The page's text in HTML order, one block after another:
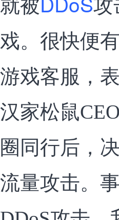
就被
攻
戏。很快便
游戏客服，
汉家松鼠
圈同行后，
流量攻击。